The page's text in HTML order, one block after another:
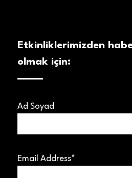
Etkinliklerimizden
olmak için:
Ad Soyad
Email Address*